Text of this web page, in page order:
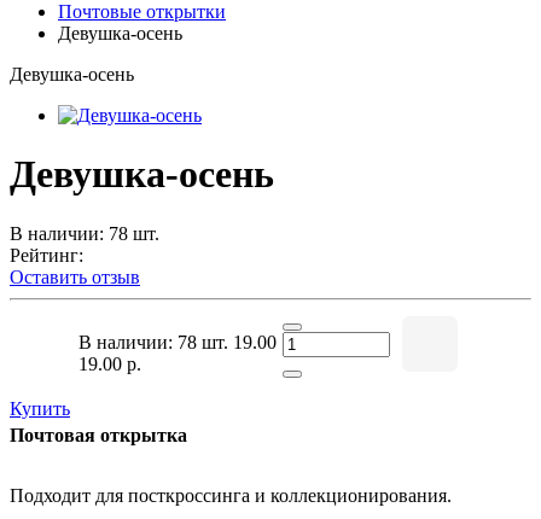
Почтовые открытки
Девушка-осень
Девушка-осень
Девушка-осень
В наличии: 78 шт.
Рейтинг:
Оставить отзыв
В наличии: 78 шт. 19.00
19.00 р.
Купить
Почтовая открытка
Подходит для посткроссинга и коллекционирования.